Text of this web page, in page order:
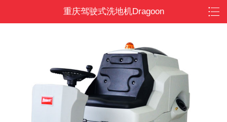
重庆驾驶式洗地机Dragoon